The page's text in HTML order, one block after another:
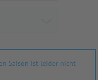
Saison ist leider nicht